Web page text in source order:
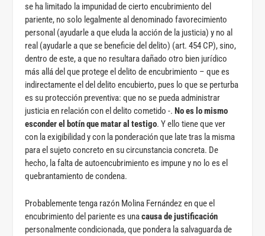
se ha limitado la impunidad de cierto encubrimiento del
pariente, no solo legalmente al denominado favorecimiento
personal (ayudarle a que eluda la acción de la justicia) y no al
real (ayudarle a que se beneficie del delito) (art. 454 CP), sino,
dentro de este, a que no resultara dañado otro bien jurídico
más allá del que protege el delito de encubrimiento – que es
indirectamente el del delito encubierto, pues lo que se perturba
es su protección preventiva: que no se pueda administrar
justicia en relación con el delito cometido -.No es lo mismo
esconder el botín que matar al testigo. Y ello tiene que ver
con la exigibilidad y con la ponderación que late tras la misma
para el sujeto concreto en su circunstancia concreta. De
hecho, la falta de autoencubrimiento es impune y no lo es el
quebrantamiento de condena.
Probablemente tenga razón Molina Fernández en que el
encubrimiento del pariente es unacausa de justificación
personalmente condicionada, que pondera la salvaguarda de